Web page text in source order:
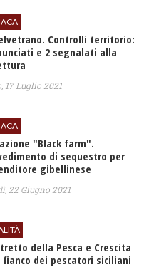
Controlli territorio:
e 2 segnalati alla
17 Luglio 2021
"Black farm".
di sequestro per
gibellinese
22 Giugno 2021
della Pesca e Crescita
fianco dei pescatori siciliani